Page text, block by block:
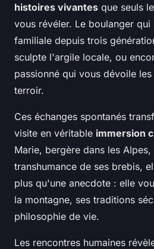
histoires vivantes que seuls
vous révéler. Le boulanger
familiale depuis trois
sculpte l'argile locale, ou
passionné qui vous dévoile
terroir.
Ces échanges spontanés
visite en véritable immersion
Marie, bergère dans les
transhumance de ses brebis,
plus qu'une anecdote : elle
la montagne, ses traditions
philosophie de vie.
Les rencontres humaines